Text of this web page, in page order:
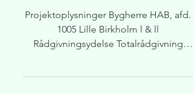
1005 Lille Birkholm l &
ll